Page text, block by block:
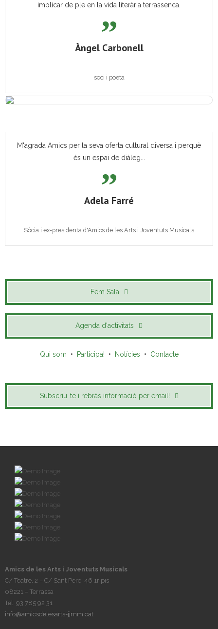
implicar de ple en la vida literària terrassenca.
Àngel Carbonell
soci i poeta
M'agrada Amics per la seva oferta cultural diversa i perquè
és un espai de diàleg...
Adela Farré
Sòcia i ex-presidenta d'Amics de les Arts i Joventuts Musicals
Fem Sala
Agenda d'activitats
Qui som • Participa! • Notícies • Contacte
Subscriu-te i rebràs informació per email!
Amics de les Arts i Joventuts Musicals
C/ Teatre, 2 – C/ Sant Pere, 46 1r pis
08221 – Terrassa
Tel: 93 785 92 31
info@amicsdelesarts-jjmm.cat